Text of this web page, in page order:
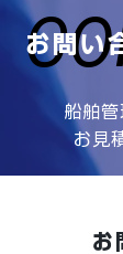
お問い
船舶管
お見
お